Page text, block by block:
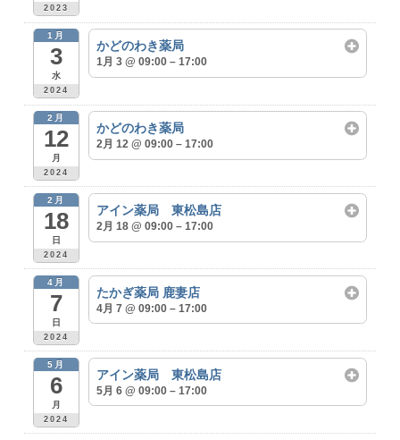
2023
1月
3
水
2024
かどのわき薬局
1月 3 @ 09:00 – 17:00
2月
12
月
2024
かどのわき薬局
2月 12 @ 09:00 – 17:00
2月
18
日
2024
アイン薬局 東松島店
2月 18 @ 09:00 – 17:00
4月
7
日
2024
たかぎ薬局 鹿妻店
4月 7 @ 09:00 – 17:00
5月
6
月
2024
アイン薬局 東松島店
5月 6 @ 09:00 – 17:00